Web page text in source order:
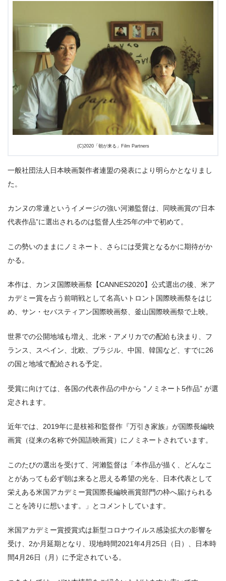
(C)2020「朝が来る」Film Partners
一般社団法人日本映画製作者連盟の発表により明らかとなりまし
た。
カンヌの常連というイメージの強い河瀨監督は、同映画賞の“日本
代表作品”に選出されるのは監督人生25年の中で初めて。
この勢いのままにノミネート、さらには受賞となるかに期待がか
かる。
本作は、カンヌ国際映画祭【CANNES2020】公式選出の後、米ア
カデミー賞を占う前哨戦として名高いトロント国際映画祭をはじ
め、サン・セバスティアン国際映画祭、釜山国際映画祭で上映。
世界での公開地域も増え、北米・アメリカでの配給も決まり、フ
ランス、スペイン、北欧、ブラジル、中国、韓国など、すでに26
の国と地域で配給される予定。
受賞に向けては、各国の代表作品の中から “ノミネート5作品” が選
定されます。
近年では、2019年に是枝裕和監督作『万引き家族』が国際長編映
画賞（従来の名称で外国語映画賞）にノミネートされています。
このたびの選出を受けて、河瀨監督は「本作品が描く、どんなこ
とがあっても必ず朝は来ると思える希望の光を、日本代表として
栄えある米国アカデミー賞国際長編映画賞部門の枠へ届けられる
ことを誇りに想います。」とコメントしています。
米国アカデミー賞授賞式は新型コロナウイルス感染拡大の影響を
受け、2か月延期となり、現地時間2021年4月25日（日）、日本時
間4月26日（月）に予定されている。